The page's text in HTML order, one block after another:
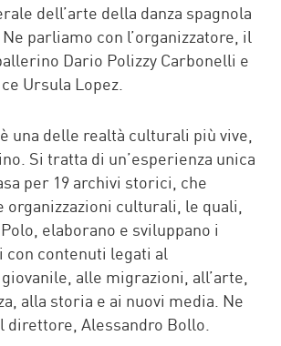
dell’arte della danza spagnola
parliamo con l’organizzatore, il
Dario Polizzy Carbonelli e
Ursula Lopez.
una delle realtà culturali più vive,
Si tratta di un’esperienza unica
per 19 archivi storici, che
organizzazioni culturali, le quali,
elaborano e sviluppano i
contenuti legati al
alle migrazioni, all’arte,
alla storia e ai nuovi media. Ne
direttore, Alessandro Bollo.